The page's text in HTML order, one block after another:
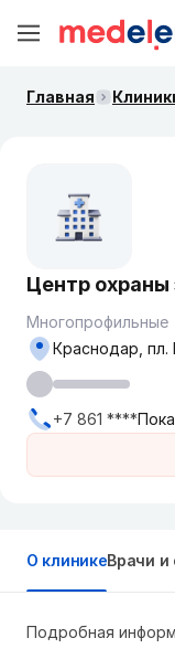
Главная
Центр охраны
Многопрофильные
Краснодар, пл.
+7 861 ****
О клиникеВрачи и
Подробная